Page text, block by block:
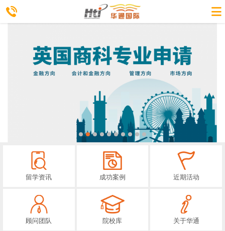
留学资讯 成功案例 近期活动
顾问团队 院校库 关于华通